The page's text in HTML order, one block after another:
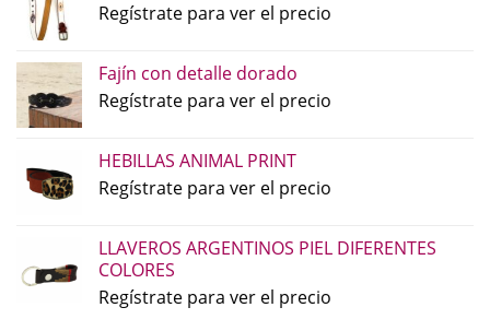
Regístrate para ver el precio
Fajín con detalle dorado
Regístrate para ver el precio
HEBILLAS ANIMAL PRINT
Regístrate para ver el precio
LLAVEROS ARGENTINOS PIEL DIFERENTES
COLORES
Regístrate para ver el precio